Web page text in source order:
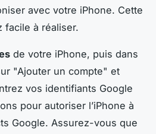
avec votre iPhone. Cette
facile à réaliser.
de votre iPhone, puis dans
"Ajouter un compte" et
vos identifiants Google
pour autoriser l’iPhone à
Google. Assurez-vous que